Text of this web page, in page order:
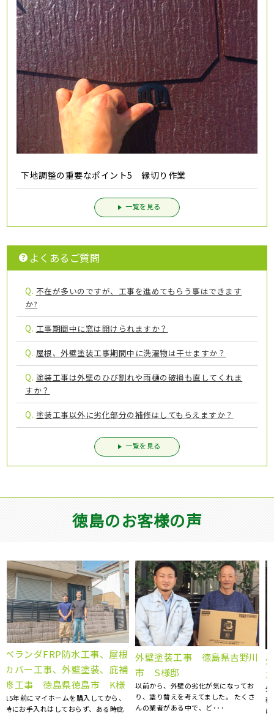
下地調整の重要なポイント5 縁切り作業
一覧を見る
よくあるご質問
Q. 不在が多いのですが、工事を進めてもらう事はできます
か?
Q. 工事期間中に窓は開けられますか？
Q. 屋根、外壁塗装工事期間中に洗濯物は干せますか？
Q. 塗装工事は外壁のひび割れや雨樋の破損も直してくれま
すか？
Q. 塗装工事以外に劣化部分の補修はしてもらえますか？
一覧を見る
徳島のお客様の声
外壁塗装工事 屋根塗装工
事 徳島県阿南市 S様邸
外壁の汚れが目立ち始めたので、お見
積もりをお願いしました。 とても丁寧
に見てくださり、コチラ･･･
屋根葺き替え工事 瓦屋根か
ら金属屋根へ 雨漏り修理
徳島県徳島市 S様
台風のあと、雨の日に雨漏りして、ホ
ームページで探して電話しました。 見